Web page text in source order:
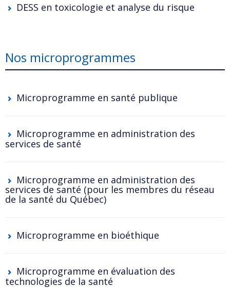
DESS en toxicologie et analyse du risque
Nos microprogrammes
Microprogramme en santé publique
Microprogramme en administration des
services de santé
Microprogramme en administration des
services de santé (pour les membres du réseau
de la santé du Québec)
Microprogramme en bioéthique
Microprogramme en évaluation des
technologies de la santé